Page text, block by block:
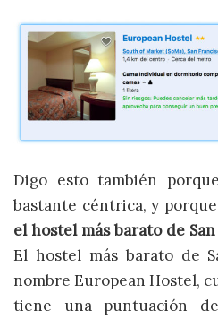
Digo esto también
bastante céntrica, y porque
el hostel más barato de
El hostel más barato de
nombre European Hostel,
tiene una puntuación